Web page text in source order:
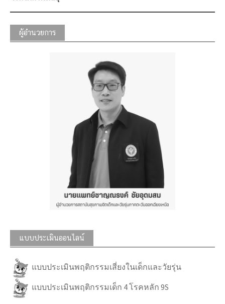
ผู้อำนวยการ
แบบประเมินออนไลน์
แบบประเมินพฤติกรรมเสี่ยงในเด็กและวัยรุ่น
แบบประเมินพฤติกรรมเด็ก 4 โรคหลัก 9S